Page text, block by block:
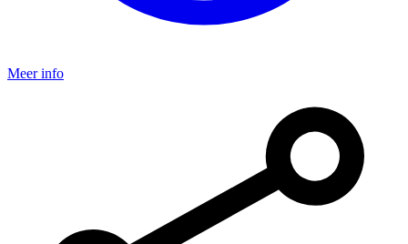
Meer info